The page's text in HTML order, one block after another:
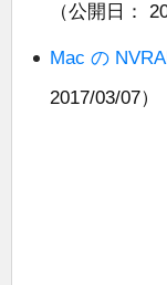
（公開日：
Mac の
2017/03/07）